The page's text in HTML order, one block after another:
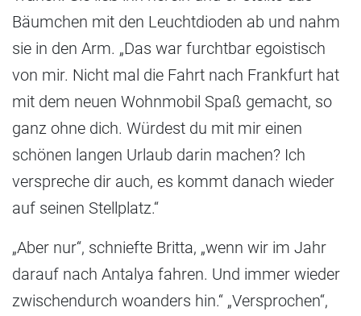
Bäumchen mit den Leuchtdioden ab und nahm
sie in den Arm. „Das war furchtbar egoistisch
von mir. Nicht mal die Fahrt nach Frankfurt hat
mit dem neuen Wohnmobil Spaß gemacht, so
ganz ohne dich. Würdest du mit mir einen
schönen langen Urlaub darin machen? Ich
verspreche dir auch, es kommt danach wieder
auf seinen Stellplatz.“
„Aber nur“, schniefte Britta, „wenn wir im Jahr
darauf nach Antalya fahren. Und immer wieder
zwischendurch woanders hin.“ „Versprochen“,